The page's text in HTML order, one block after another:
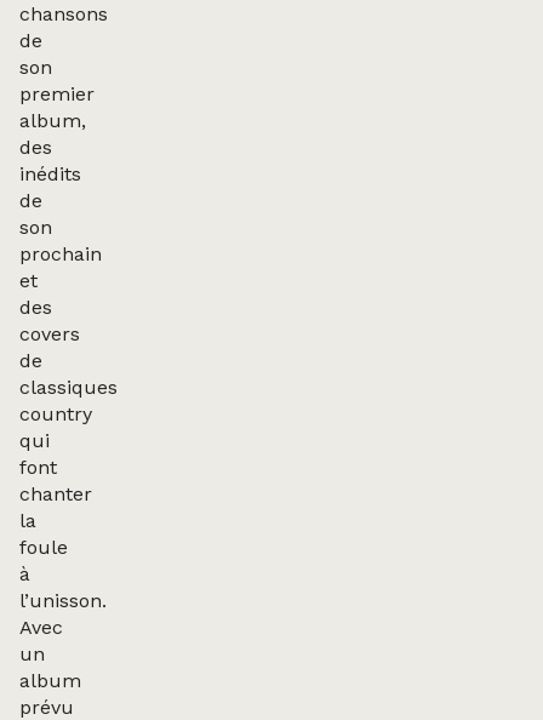
chansons
de
son
premier
album,
des
inédits
de
son
prochain
et
des
covers
de
classiques
country
qui
font
chanter
la
foule
à
l’unisson.
Avec
un
album
prévu